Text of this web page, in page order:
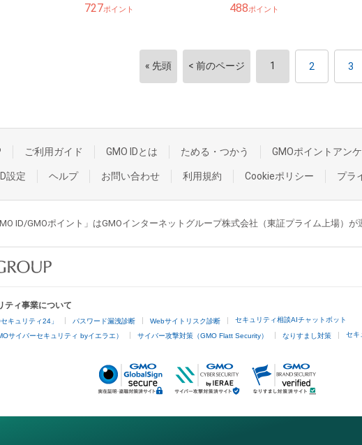
727ポイント 488ポイント
« 先頭 < 前のページ 1 2 3
ご利用ガイド GMO IDとは ためる・つかう GMOポイントアン
設定 ヘルプ お問い合わせ 利用規約 Cookieポリシー プラ
ID/GMOポイント」はGMOインターネットグループ株式会社（東証プライム上場）が
ティ事業について
キュリティ24」 パスワード漏洩診断 Webサイトリスク診断 セキュリティ相談AIチャットボット
サイバーセキュリティ byイエラエ） サイバー攻撃対策（GMO Flatt Security） なりすまし対策 セキ